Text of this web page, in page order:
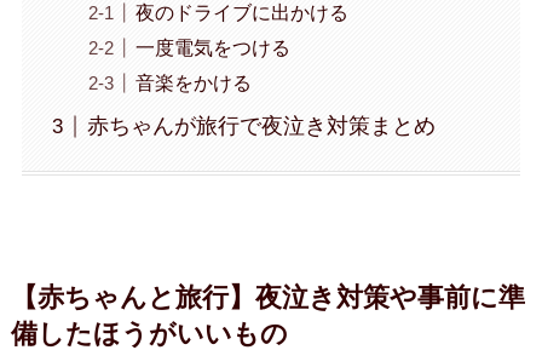
夜のドライブに出かける
一度電気をつける
音楽をかける
赤ちゃんが旅行で夜泣き対策まとめ
【赤ちゃんと旅行】夜泣き対策や事前に準
備したほうがいいもの